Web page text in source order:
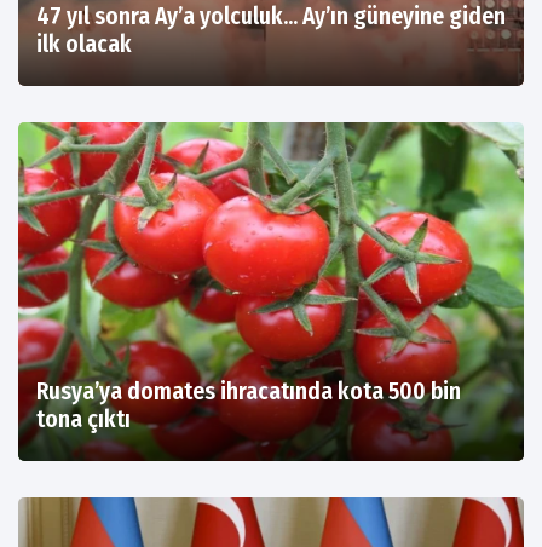
47 yıl sonra Ay’a yolculuk... Ay’ın güneyine giden
ilk olacak
Rusya’ya domates ihracatında kota 500 bin
tona çıktı